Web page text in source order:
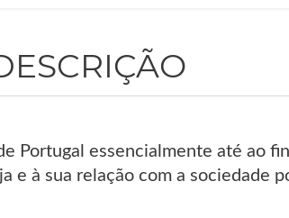
Portugal essencialmente até ao
e à sua relação com a sociedade